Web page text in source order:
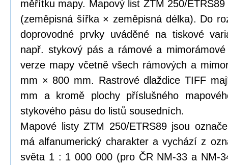
měřítku mapy. Mapový list ZTM 250/
(zeměpisná šířka × zeměpisná délka). Do
doprovodné prvky uváděné na tiskové
např. stykový pás a rámové a
verze mapy včetně všech rámových a
mm × 800 mm. Rastrové dlaždice TIFF
mm a kromě plochy příslušného
stykového pásu do listů sousedních.
Mapové listy ZTM 250/ETRS89 jsou
má alfanumerický charakter a vychází z
světa 1 : 1 000 000 (pro ČR NM-33 a NM-